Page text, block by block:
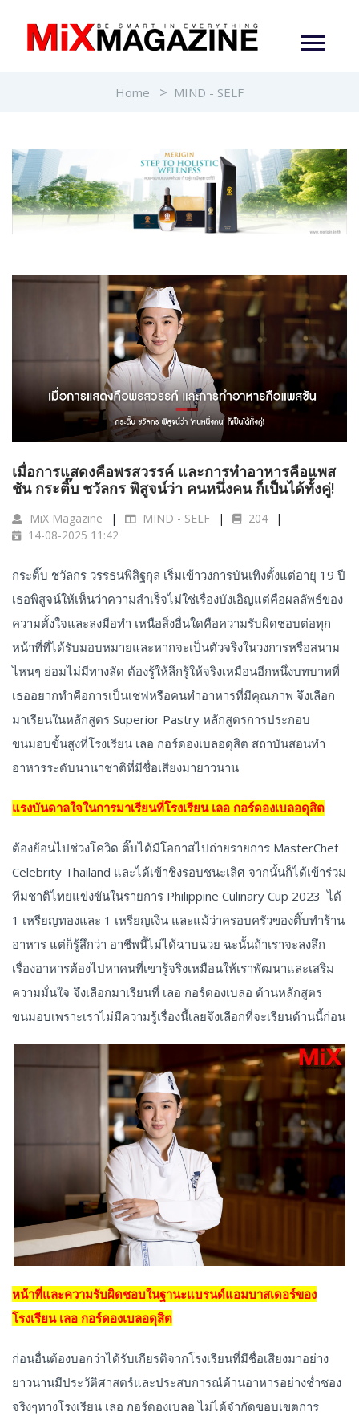
Home MIND - SELF
เมื่อการแสดงคือพรสวรรค์ และการทำอาหารคือแพส
ชัน กระติ๊บ ชวัลกร พิสูจน์ว่า คนหนึ่งคน ก็เป็นได้ทั้งคู่!
MiX Magazine MIND - SELF
204
14-08-2025 11:42
กระติ๊บ ชวัลกร วรรธนพิสิฐกุล เริ่มเข้าวงการบันเทิงตั้งแต่อายุ 19 ปี
เธอพิสูจน์ให้เห็นว่าความสำเร็จไม่ใช่เรื่องบังเอิญแต่คือผลลัพธ์ของ
ความตั้งใจและลงมือทำ เหนือสิ่งอื่นใดคือความรับผิดชอบต่อทุก
หน้าที่ที่ได้รับมอบหมายและหากจะเป็นตัวจริงในวงการหรือสนาม
ไหนๆ ย่อมไม่มีทางลัด ต้องรู้ให้ลึกรู้ให้จริงเหมือนอีกหนึ่งบทบาทที่
เธออยากทำคือการเป็นเชฟหรือคนทำอาหารที่มีคุณภาพ จึงเลือก
มาเรียนในหลักสูตร Superior Pastry หลักสูตรการประกอบ
ขนมอบขั้นสูงที่โรงเรียน เลอ กอร์ดองเบลอดุสิต สถาบันสอนทำ
อาหารระดับนานาชาติที่มีชื่อเสียงมายาวนาน
แรงบันดาลใจในการมาเรียนที่โรงเรียน เลอ กอร์ดองเบลอดุสิต
ต้องย้อนไปช่วงโควิด ติ๊บได้มีโอกาสไปถ่ายรายการ MasterChef
Celebrity Thailand และได้เข้าชิงรอบชนะเลิศ จากนั้นก็ได้เข้าร่วม
ทีมชาติไทยแข่งขันในรายการ Philippine Culinary Cup 2023 ได้
1 เหรียญทองและ 1 เหรียญเงิน และแม้ว่าครอบครัวของติ๊บทำร้าน
อาหาร แต่ก็รู้สึกว่า อาชีพนี้ไม่ได้ฉาบฉวย ฉะนั้นถ้าเราจะลงลึก
เรื่องอาหารต้องไปหาคนที่เขารู้จริงเหมือนให้เราพัฒนาและเสริม
ความมั่นใจ จึงเลือกมาเรียนที่ เลอ กอร์ดองเบลอ ด้านหลักสูตร
ขนมอบเพราะเราไม่มีความรู้เรื่องนี้เลยจึงเลือกที่จะเรียนด้านนี้ก่อน
หน้าที่และความรับผิดชอบในฐานะแบรนด์แอมบาสเดอร์ของ
โรงเรียน เลอ กอร์ดองเบลอดุสิต
ก่อนอื่นต้องบอกว่าได้รับเกียรติจากโรงเรียนที่มีชื่อเสียงมาอย่าง
ยาวนานมีประวัติศาสตร์และประสบการณ์ด้านอาหารอย่างช่ำชอง
จริงๆทางโรงเรียน เลอ กอร์ดองเบลอ ไม่ได้จำกัดขอบเขตการ